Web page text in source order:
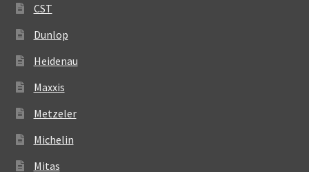
CST
Dunlop
Heidenau
Maxxis
Metzeler
Michelin
Mitas